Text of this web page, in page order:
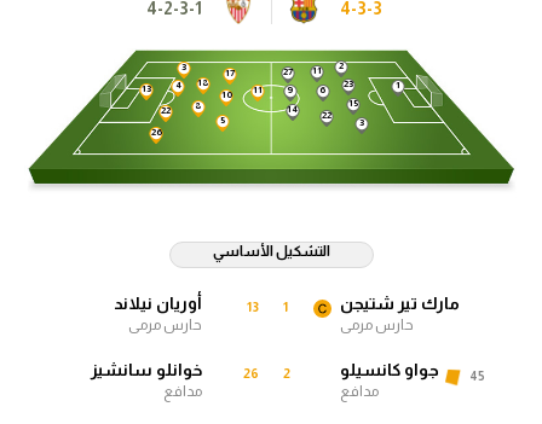
ركن الألعاب
بطولات
الدوري الإنجليزي الممتاز
الدوري الإسباني
الدوري الإيطالي
4-3-3
1
2
23
15
3
11
6
22
27
9
14
13
26
22
4
3
8
18
5
10
17
11
التشكيل الأساسي
1 مارك تير شتيجن
حارس مرمى
13 أوريان نيلاند
حارس مرمى
2 جواو كانسيلو
مدافع
45
26 خوانلو سانشيز
مدافع